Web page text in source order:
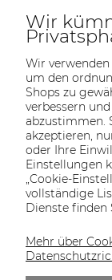
SOLTECH
SHOP
KONTAKT
Wir
Wir
um den
Shops zu
verbessern
abzustimmen.
akzeptieren,
oder Ihre
Einstellungen
„Cookie-
vollständige
Dienste finden
Mehr über